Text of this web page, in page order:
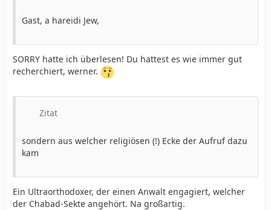
Gast, a hareidi Jew,
SORRY hatte ich überlesen! Du hattest es wie immer gut
recherchiert, werner.
Zitat
sondern aus welcher religiösen (!) Ecke der Aufruf dazu
kam
Ein Ultraorthodoxer, der einen Anwalt engagiert, welcher
der Chabad-Sekte angehört. Na großartig.